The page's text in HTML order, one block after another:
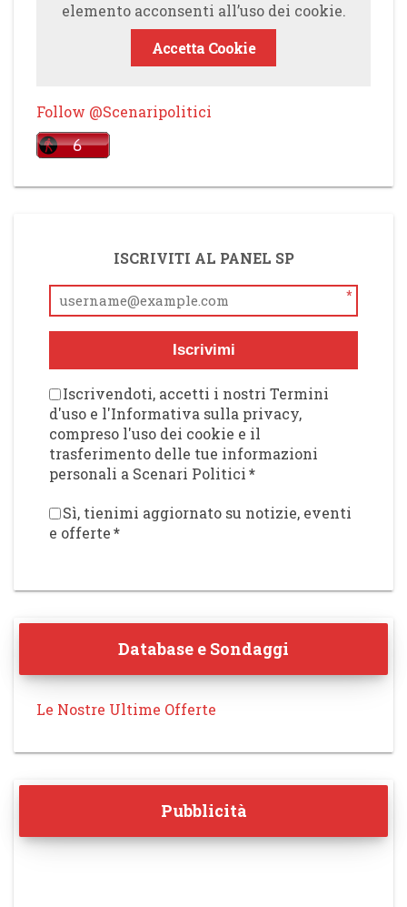
elemento acconsenti all’uso dei cookie.
Accetta Cookie
Follow @Scenaripolitici
ISCRIVITI AL PANEL SP
*
Iscrivimi
Iscrivendoti, accetti i nostri Termini
d'uso e l'Informativa sulla privacy,
compreso l'uso dei cookie e il
trasferimento delle tue informazioni
personali a Scenari Politici*
Sì, tienimi aggiornato su notizie, eventi
e offerte*
Database e Sondaggi
Le Nostre Ultime Offerte
Pubblicità